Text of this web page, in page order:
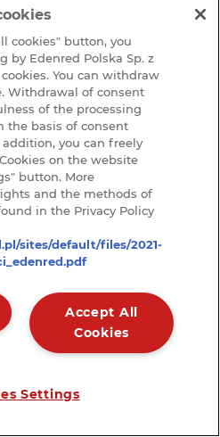
źródła
lub ze środków obrotowych
pieniądze
100% pracowników
cookies" button, you
by Edenred Polska Sp. z
You can withdraw
Withdrawal of consent
of the processing
the basis of consent
you can freely
on the website
button. More
and the methods of
in the Privacy Policy
sites/default/files/2021-
Accept All
Cookies
Settings